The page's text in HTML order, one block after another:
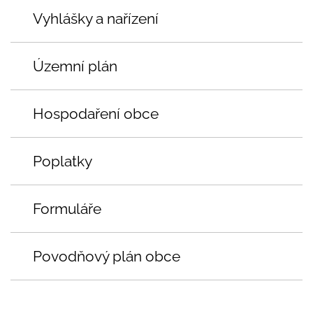
Vyhlášky a nařízení
Územní plán
Hospodaření obce
Poplatky
Formuláře
Povodňový plán obce